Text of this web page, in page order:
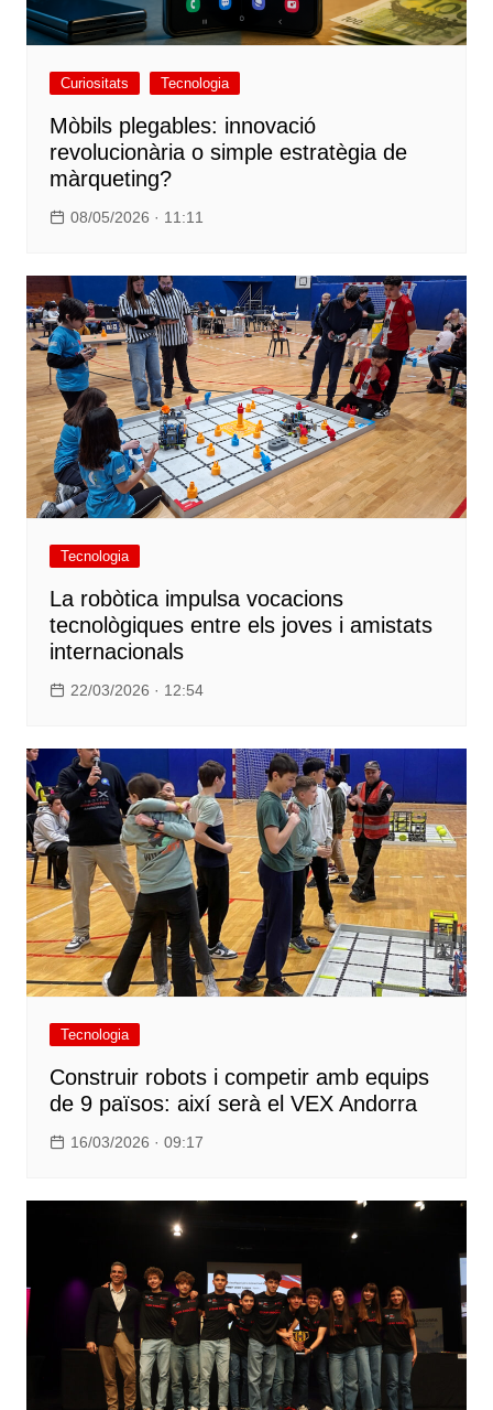
Curiositats Tecnologia
Mòbils plegables: innovació
revolucionària o simple estratègia de
màrqueting?
08/05/2026 · 11:11
Tecnologia
La robòtica impulsa vocacions
tecnològiques entre els joves i amistats
internacionals
22/03/2026 · 12:54
Tecnologia
Construir robots i competir amb equips
de 9 països: així serà el VEX Andorra
16/03/2026 · 09:17